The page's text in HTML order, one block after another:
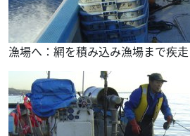
漁場へ：網を積み込み漁場まで疾走